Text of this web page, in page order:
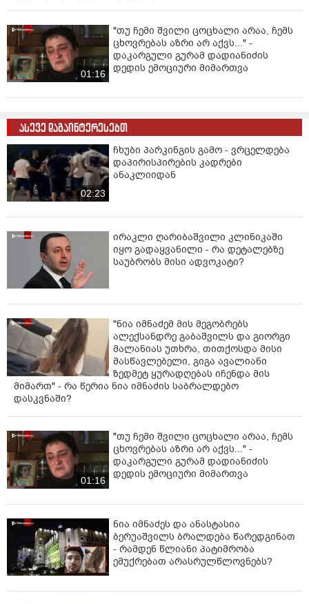
01:16
"თუ ჩემი შვილი ცოცხალი არაა, ჩემს
ცხოვრებას აზრი არ აქვს..." -
დაკარგული გურამ დადიანიძის
დედის ემოციური მიმართვა
ასევე დაგაინტერესებთ
02:23
ჩხუბი პარკინგის გამო - ვრცელდება
დაპირისპირების კადრები
ანაკლიიდან
ირაკლი ღარიბაშვილი კლინიკაში
იყო გადაყვანილი - რა დეტალებზე
საუბრობს მისი ადვოკატი?
"ნია იმნაძემ მის მეგობრებს
ალექსანდრე გაბაშვილს და გიორგი
მალანიას უთხრა, თითქოსდა მისი
მასწავლებელი, გიგა ავალიანი
ზედმეტ ყურადღებას იჩენდა მის
მიმართ" - რა წერია ნია იმნაძის საბრალდებო
დასკვნაში?
01:16
"თუ ჩემი შვილი ცოცხალი არაა, ჩემს
ცხოვრებას აზრი არ აქვს..." -
დაკარგული გურამ დადიანიძის
დედის ემოციური მიმართვა
ნია იმნაძეს და ანასტასია
ბერუაშვილს ბრალდება წარედგინათ
- რამდენ წლიანი პატიმრობა
ემუქრებათ არასრულწლოვნებს?